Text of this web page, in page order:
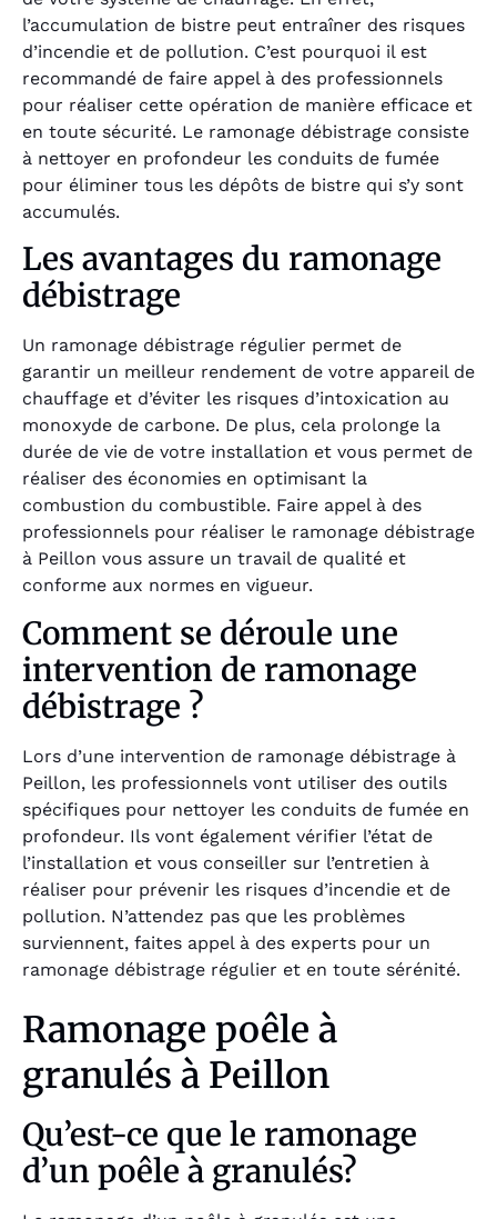
l’accumulation de bistre peut entraîner des risques
d’incendie et de pollution. C’est pourquoi il est
recommandé de faire appel à des professionnels
pour réaliser cette opération de manière efficace et
en toute sécurité. Le ramonage débistrage consiste
à nettoyer en profondeur les conduits de fumée
pour éliminer tous les dépôts de bistre qui s’y sont
accumulés.
Les avantages du ramonage
débistrage
Un ramonage débistrage régulier permet de
garantir un meilleur rendement de votre appareil de
chauffage et d’éviter les risques d’intoxication au
monoxyde de carbone. De plus, cela prolonge la
durée de vie de votre installation et vous permet de
réaliser des économies en optimisant la
combustion du combustible. Faire appel à des
professionnels pour réaliser le ramonage débistrage
à Peillon vous assure un travail de qualité et
conforme aux normes en vigueur.
Comment se déroule une
intervention de ramonage
débistrage ?
Lors d’une intervention de ramonage débistrage à
Peillon, les professionnels vont utiliser des outils
spécifiques pour nettoyer les conduits de fumée en
profondeur. Ils vont également vérifier l’état de
l’installation et vous conseiller sur l’entretien à
réaliser pour prévenir les risques d’incendie et de
pollution. N’attendez pas que les problèmes
surviennent, faites appel à des experts pour un
ramonage débistrage régulier et en toute sérénité.
Ramonage poêle à
granulés à Peillon
Qu’est-ce que le ramonage
d’un poêle à granulés?